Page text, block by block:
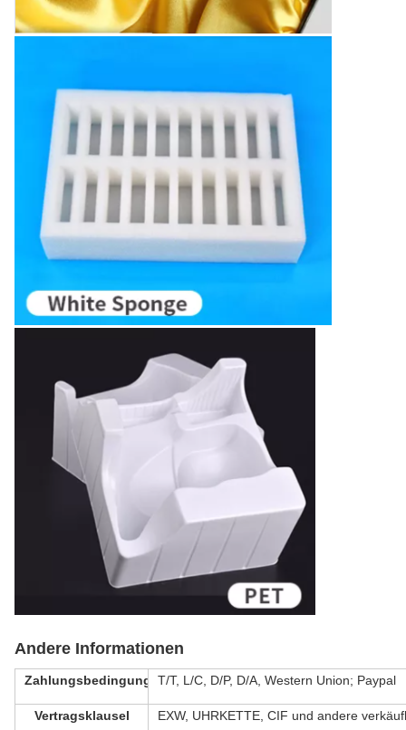
Andere Informationen
Zahlungsbedingung T/T, L/C, D/P, D/A, Western Union; Paypal
Vertragsklausel EXW, UHRKETTE, CIF und andere